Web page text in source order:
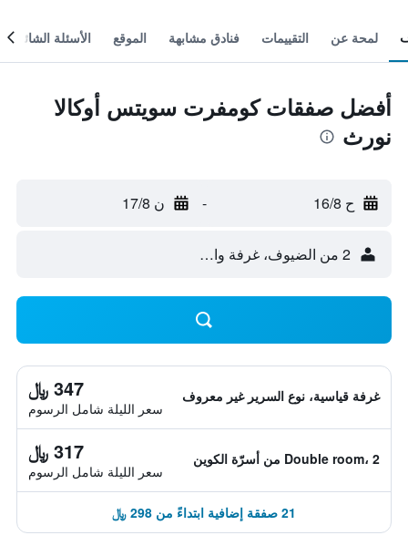
لمحة عن التقييمات فنادق مشابهة الموقع الأسئلة الشائعة
أفضل صفقات كومفرت سويتس أوكالا
نورث
ح 16/8 - ن 17/8
2 من الضيوف، غرفة واحدة
غرفة قياسية، نوع السرير غير معروف 347 ﷼
سعر الليلة شامل الرسوم
Double room، 2 من أسرّة الكوين 317 ﷼
سعر الليلة شامل الرسوم
21 صفقة إضافية ابتداءً من 298 ﷼